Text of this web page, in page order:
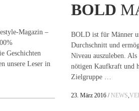
Magazin –
Geschichten
unsere Leser in
BOLD
BOLD ist für Männer
Durchschnitt und
Niveau auszuleben.
nötigen Kaufkraft und
Zielgruppe …
23. März 2016 NEWS